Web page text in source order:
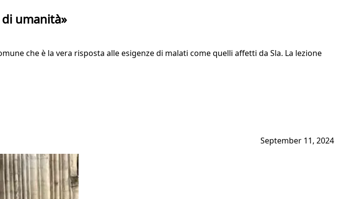
umanità»
che è la vera risposta alle esigenze di malati come quelli affetti da Sla. La lezione
September 11, 2024